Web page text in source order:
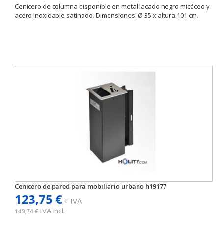
Cenicero de columna disponible en metal lacado negro micáceo y
acero inoxidable satinado. Dimensiones: Ø 35 x altura 101 cm.
Cenicero de pared para mobiliario urbano h19177
123,75 €+ IVA
149,74 € IVA incl.